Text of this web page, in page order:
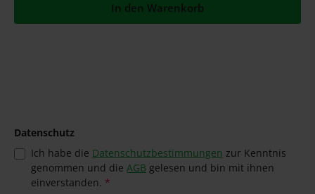
In den Warenkorb
Datenschutz
Ich habe die Datenschutzbestimmungen zur Kenntnis
genommen und die AGB gelesen und bin mit ihnen
einverstanden. *